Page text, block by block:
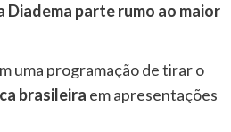
parte rumo ao maior
uma programação de tirar o
brasileira em apresentações